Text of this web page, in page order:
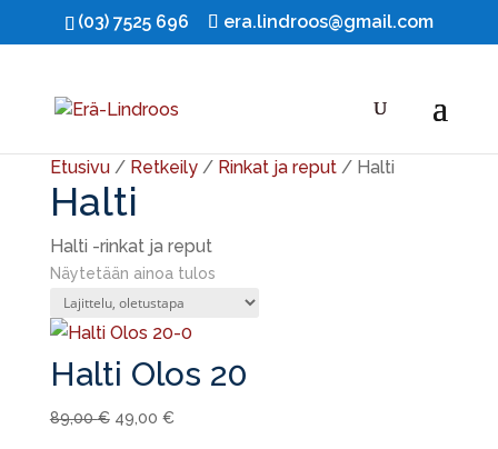
(03) 7525 696 era.lindroos@gmail.com
Etusivu/ Retkeily/ Rinkat ja reput/ Halti
Halti
Halti -rinkat ja reput
Näytetään ainoa tulos
Halti Olos 20
89,00€ Alkuperäinen
49,00 €Nykyinen